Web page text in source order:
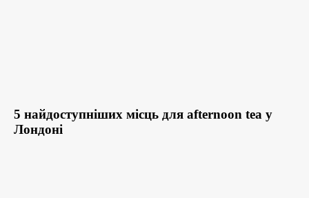
5 найдоступніших місць для afternoon tea у
Лондоні